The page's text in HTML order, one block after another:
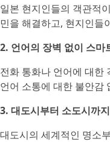
일본 현지인들의 객관적
민을 해결하고, 현지인들
2. 언어의 장벽 없이 스마
전화 통화나 언어에 대한
언어 소통에 대한 불안감
3. 대도시부터 소도시까
대도시의 세계적인 명소